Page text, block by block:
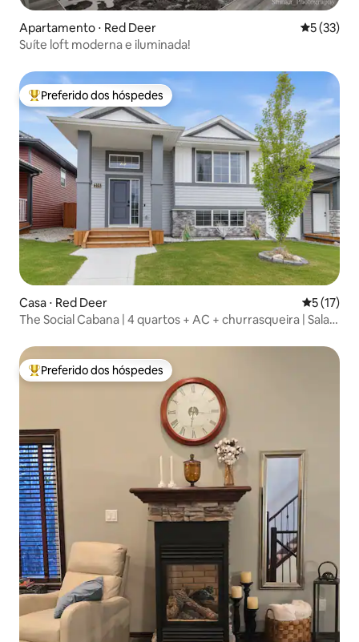
Apartamento ⋅ Red Deer 5 de uma
5 (33)
Suíte loft moderna e iluminada!
Entre os melhores preferidos dos hóspedes
Preferido dos hóspedes
Casa ⋅ Red Deer 5 de uma
5 (17)
The Social Cabana | 4 quartos + AC + churrasqueira | Sala
Entre os melhores preferidos dos hóspedes
Preferido dos hóspedes